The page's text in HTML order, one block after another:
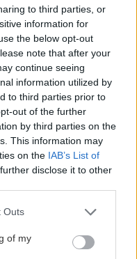
to third parties, or
information for
the below opt-out
note that after your
continue seeing
information utilized by
to third parties prior to
out of the further
by third parties on the
This information may
on the IAB’s List of
disclose it to other
one or more Google
You may click to
its third-party tags to
Outs
of my